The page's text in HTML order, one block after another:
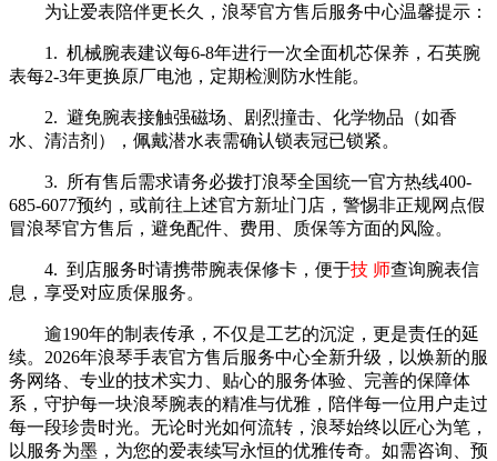
为让爱表陪伴更长久，浪琴官方售后服务中心温馨提示：
1. 机械腕表建议每6-8年进行一次全面机芯保养，石英腕
表每2-3年更换原厂电池，定期检测防水性能。
2. 避免腕表接触强磁场、剧烈撞击、化学物品（如香
水、清洁剂），佩戴潜水表需确认锁表冠已锁紧。
3. 所有售后需求请务必拨打浪琴全国统一官方热线400-
685-6077预约 ，或前往上述官方新址门店，警惕非正规网点假
冒浪琴官方售后，避免配件、费用、质保等方面的风险。
4. 到店服务时请携带腕表保修卡，便于技 师查询腕表信
息，享受对应质保服务。
逾190年的制表传承，不仅是工艺的沉淀，更是责任的延
续。2026年浪琴手表官方售后服务中心全新升级，以焕新的服
务网络、专业的技术实力、贴心的服务体验、完善的保障体
系，守护每一块浪琴腕表的精准与优雅，陪伴每一位用户走过
每一段珍贵时光。无论时光如何流转，浪琴始终以匠心为笔，
以服务为墨，为您的爱表续写永恒的优雅传奇。如需咨询、预